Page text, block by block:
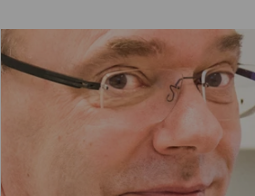
Uw
Uw
steeds verder uit, zodat u zelf
we u sneller helpen.
Direct naar MijnOLVG